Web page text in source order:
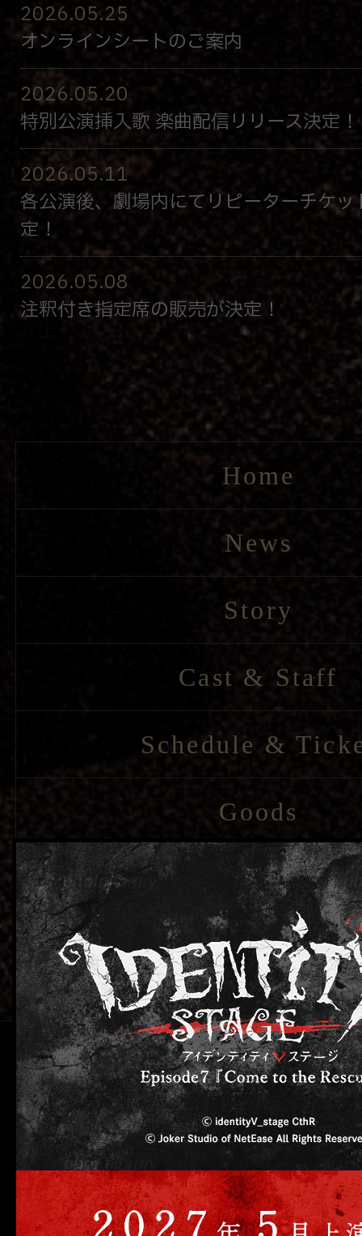
2026.05.25
オンラインシートのご案内
2026.05.20
特別公演挿入歌 楽曲配信リリース決定！
2026.05.11
各公演後、劇場内にてリピーターチケ
定！
2026.05.08
注釈付き指定席の販売が決定！
Home
News
Story
Cast & Staff
Schedule &
Goods
Q & A
Release
EP1 EP2 EP3 EP4
FES2020